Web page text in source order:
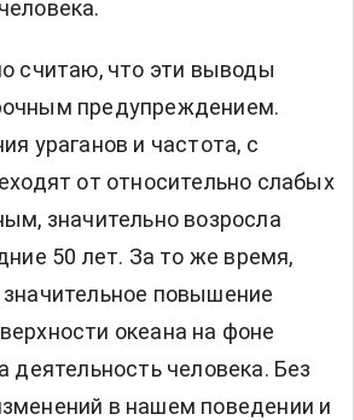
считаю, что эти выводы
предупреждением.
ураганов и частота, с
от относительно слабых
значительно возросла
50 лет. За то же время,
повышение
океана на фоне
деятельность человека. Без
в нашем поведении и